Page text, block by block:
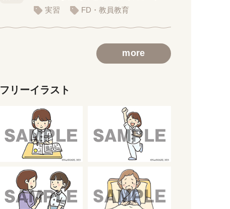
義用スライド）
実習 FD・教員教育
more
フリーイラスト